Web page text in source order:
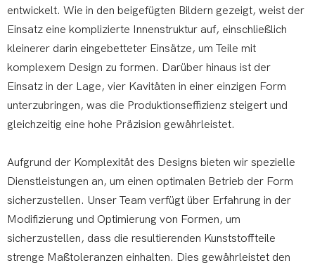
entwickelt. Wie in den beigefügten Bildern gezeigt, weist der
Einsatz eine komplizierte Innenstruktur auf, einschließlich
kleinerer darin eingebetteter Einsätze, um Teile mit
komplexem Design zu formen. Darüber hinaus ist der
Einsatz in der Lage, vier Kavitäten in einer einzigen Form
unterzubringen, was die Produktionseffizienz steigert und
gleichzeitig eine hohe Präzision gewährleistet.
Aufgrund der Komplexität des Designs bieten wir spezielle
Dienstleistungen an, um einen optimalen Betrieb der Form
sicherzustellen. Unser Team verfügt über Erfahrung in der
Modifizierung und Optimierung von Formen, um
sicherzustellen, dass die resultierenden Kunststoffteile
strenge Maßtoleranzen einhalten. Dies gewährleistet den